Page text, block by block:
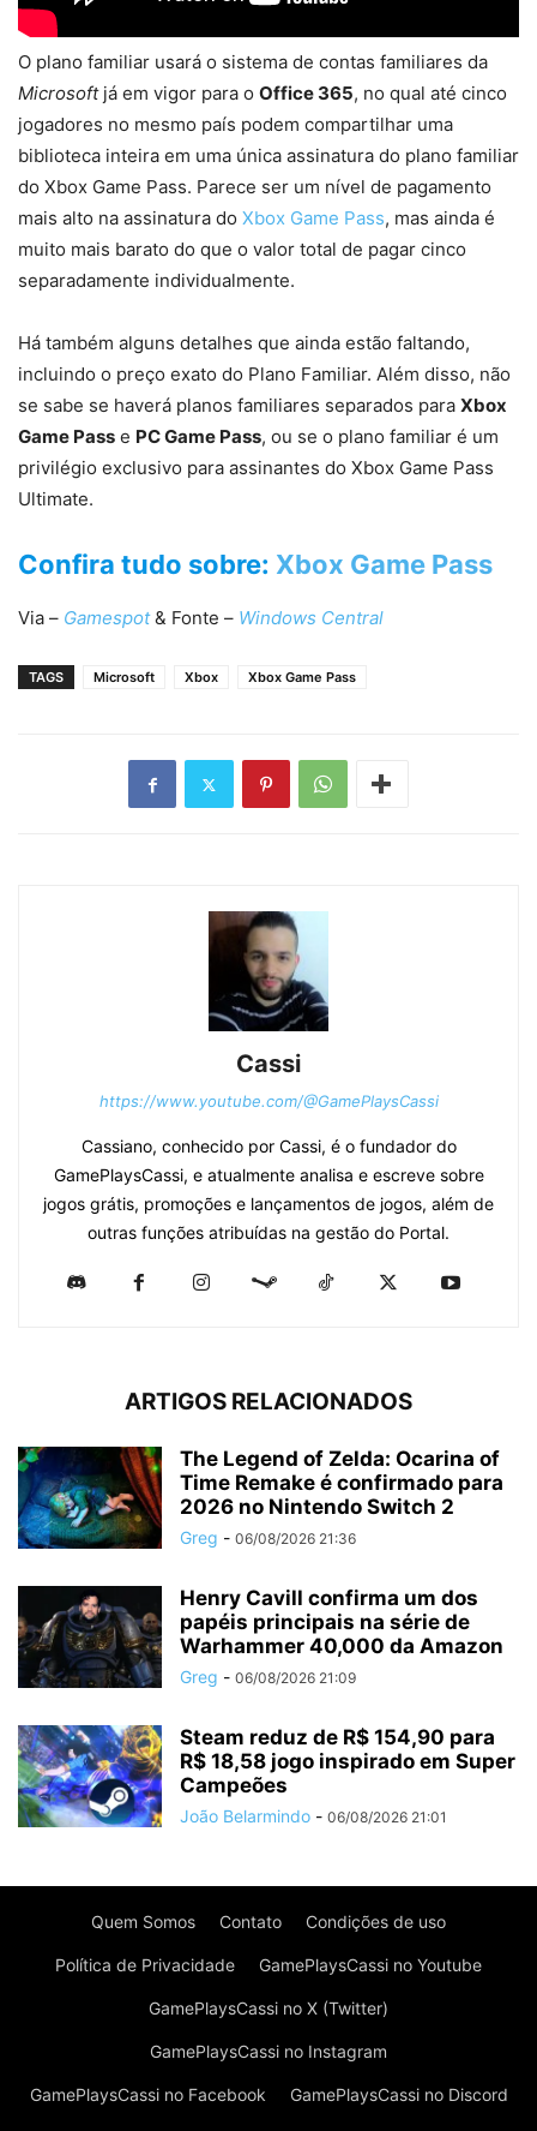
O plano familiar usará o sistema de contas familiares da
Microsoft já em vigor para o Office 365, no qual até cinco
jogadores no mesmo país podem compartilhar uma
biblioteca inteira em uma única assinatura do plano familiar
do Xbox Game Pass. Parece ser um nível de pagamento
mais alto na assinatura do Xbox Game Pass, mas ainda é
muito mais barato do que o valor total de pagar cinco
separadamente individualmente.
Há também alguns detalhes que ainda estão faltando,
incluindo o preço exato do Plano Familiar. Além disso, não
se sabe se haverá planos familiares separados para Xbox
Game Pass e PC Game Pass, ou se o plano familiar é um
privilégio exclusivo para assinantes do Xbox Game Pass
Ultimate.
Confira tudo sobre: Xbox Game Pass
Via – Gamespot& Fonte – Windows Central
TAGS Microsoft Xbox Xbox Game Pass
Cassi
https://www.youtube.com/@GamePlaysCassi
Cassiano, conhecido por Cassi, é o fundador do
GamePlaysCassi, e atualmente analisa e escreve sobre
jogos grátis, promoções e lançamentos de jogos, além de
outras funções atribuídas na gestão do Portal.
ARTIGOS RELACIONADOS
The Legend of Zelda: Ocarina of
Time Remake é confirmado para
2026 no Nintendo Switch 2
Greg - 06/08/2026 21:36
Henry Cavill confirma um dos
papéis principais na série de
Warhammer 40,000 da Amazon
Greg - 06/08/2026 21:09
Steam reduz de R$ 154,90 para
R$ 18,58 jogo inspirado em Super
Campeões
João Belarmindo - 06/08/2026 21:01
Quem Somos Contato Condições de uso
Política de Privacidade GamePlaysCassi no Youtube
GamePlaysCassi no X (Twitter)
GamePlaysCassi no Instagram
GamePlaysCassi no Facebook GamePlaysCassi no Discord